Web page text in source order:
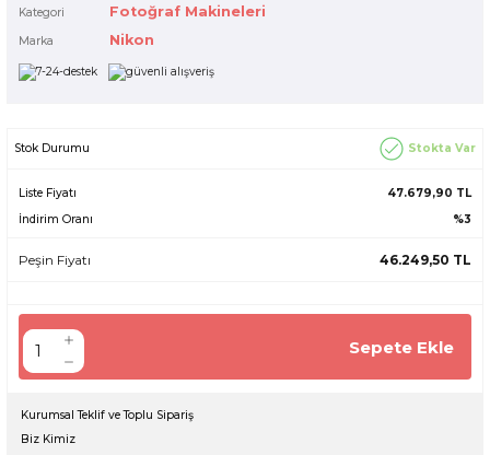
Kategori Fotoğraf Makineleri
Marka Nikon
Stok Durumu Stokta Var
Liste Fiyatı
47.679,90 TL
İndirim Oranı
%3
Peşin Fiyatı 46.249,50 TL
Sepete Ekle
Kurumsal Teklif ve Toplu Sipariş
Biz Kimiz